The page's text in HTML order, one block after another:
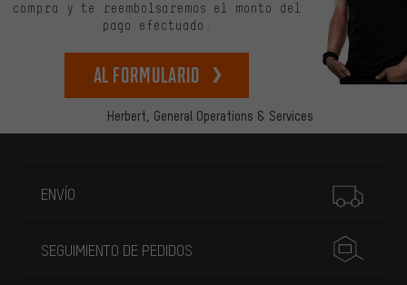
Herbert, General Operations & Services
compra y te reembolsaremos el monto del
pago efectuado.
Al formulario
ENVÍO
SEGUIMIENTO DE PEDIDOS